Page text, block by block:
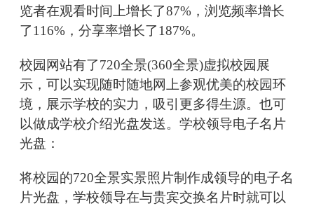
览者在观看时间上增长了87%，浏览频率增长
了116%，分享率增长了187%。
校园网站有了720全景(360全景)虚拟校园展
示，可以实现随时随地网上参观优美的校园环
境，展示学校的实力，吸引更多得生源。也可
以做成学校介绍光盘发送。学校领导电子名片
光盘：
将校园的720全景实景照片制作成领导的电子名
片光盘，学校领导在与贵宾交换名片时就可以